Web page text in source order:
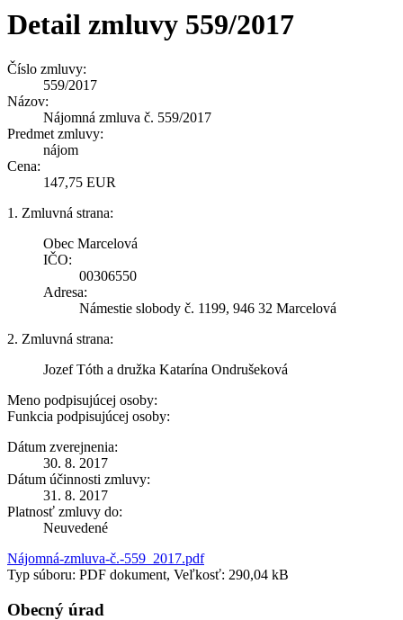
Detail zmluvy 559/2017
Číslo zmluvy:
559/2017
Názov:
Nájomná zmluva č. 559/2017
Predmet zmluvy:
nájom
Cena:
147,75 EUR
1. Zmluvná strana:
Obec Marcelová
IČO:
00306550
Adresa:
Námestie slobody č. 1199, 946 32 Marcelová
2. Zmluvná strana:
Jozef Tóth a družka Katarína Ondrušeková
Meno podpisujúcej osoby:
Funkcia podpisujúcej osoby:
Dátum zverejnenia:
30. 8. 2017
Dátum účinnosti zmluvy:
31. 8. 2017
Platnosť zmluvy do:
Neuvedené
Nájomná-zmluva-č.-559_2017.pdf
Typ súboru: PDF dokument, Veľkosť: 290,04 kB
Obecný úrad